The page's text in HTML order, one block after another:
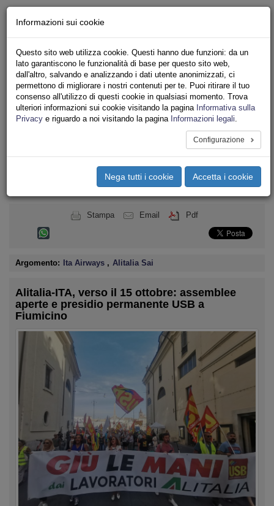
Iscriviti
Ricerca
Area Stampa
Privacy
TRASPORTI
navigation
Toggle
Stampa Email Pdf
Argomento: Ita Airways , Alitalia Sai
Alitalia-ITA, verso il 15 ottobre: assemblee
aperte e presidio permanente USB a
Fiumicino
Informazioni sui cookie
Questo sito web utilizza cookie. Questi hanno due funzioni: da un
lato garantiscono le funzionalità di base per questo sito web,
dall'altro, salvando e analizzando i dati utente anonimizzati, ci
permettono di migliorare i nostri contenuti per te. Puoi ritirare il tuo
consenso all'utilizzo di questi cookie in qualsiasi momento. Trova
ulteriori informazioni sui cookie visitando la pagina Informativa sulla
Privacy e riguardo a noi visitando la pagina Informazioni legali.
Configurazione
Nega tutti i cookie Accetta i cookie